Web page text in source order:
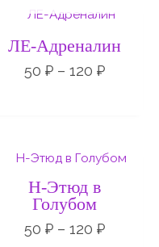
ЛЕ-Адреналин
50 ₽ – 120 ₽
цен:
–
120 ₽
Н-Этюд в
Голубом
50 ₽ – 120 ₽
цен: